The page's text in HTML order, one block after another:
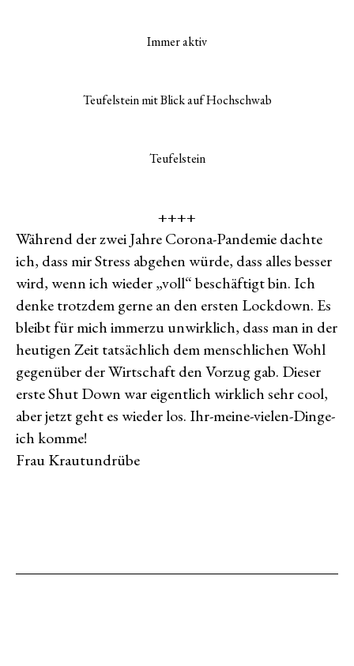
Immer aktiv
Teufelstein mit Blick auf Hochschwab
Teufelstein
++++
Während der zwei Jahre Corona-Pandemie dachte
ich, dass mir Stress abgehen würde, dass alles besser
wird, wenn ich wieder „voll“ beschäftigt bin. Ich
denke trotzdem gerne an den ersten Lockdown. Es
bleibt für mich immerzu unwirklich, dass man in der
heutigen Zeit tatsächlich dem menschlichen Wohl
gegenüber der Wirtschaft den Vorzug gab. Dieser
erste Shut Down war eigentlich wirklich sehr cool,
aber jetzt geht es wieder los. Ihr-meine-vielen-Dinge-
ich komme!
Frau Krautundrübe